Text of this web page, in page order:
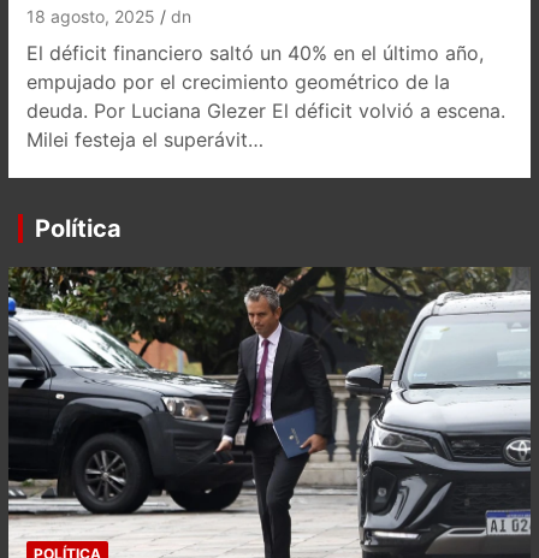
18 agosto, 2025 dn
El déficit financiero saltó un 40% en el último año,
empujado por el crecimiento geométrico de la
deuda. Por Luciana Glezer El déficit volvió a escena.
Milei festeja el superávit…
Política
POLÍTICA